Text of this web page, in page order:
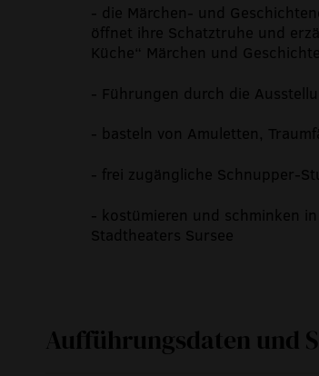
- die Märchen- und
öffnet ihre Schatztruhe und
Küche“ Märchen und
- Führungen durch die
- basteln von Amuletten,
- frei zugängliche Schnupper-
- kostümieren und schminken
Stadtheaters Sursee
Aufführungsdaten und